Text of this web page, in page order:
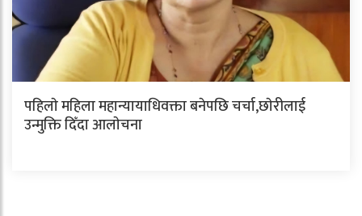
पहिलाे महिला महान्यायाधिवक्ता बनेपछि चर्चा,छाेरीलाई
उन्मुक्ति दिँदा आलाेचना